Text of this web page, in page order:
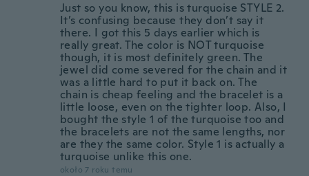
Just so you know, this is turquoise STYLE 2.
It’s confusing because they don’t say it
there. I got this 5 days earlier which is
really great. The color is NOT turquoise
though, it is most definitely green. The
jewel did come severed for the chain and it
was a little hard to put it back on. The
chain is cheap feeling and the bracelet is a
little loose, even on the tighter loop. Also, I
bought the style 1 of the turquoise too and
the bracelets are not the same lengths, nor
are they the same color. Style 1 is actually a
turquoise unlike this one.
około 7 roku temu